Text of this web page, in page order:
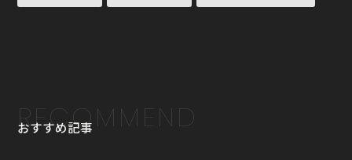
RECOMMEND
おすすめ記事